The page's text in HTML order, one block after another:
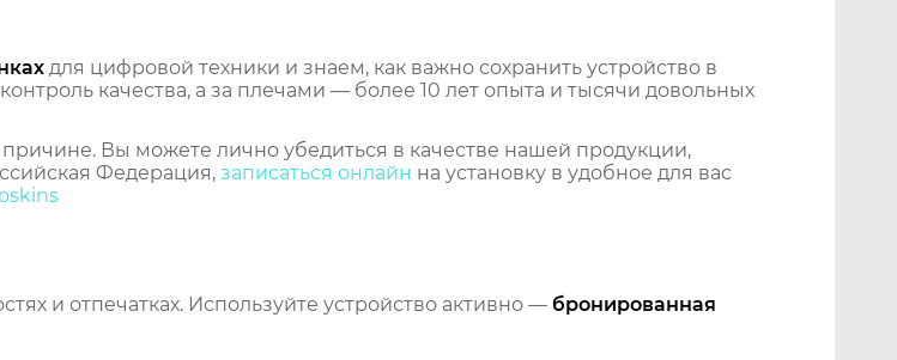
для цифровой техники и знаем, как важно сохранить устройство в
качества, а за плечами — более 10 лет опыта и тысячи довольных
Вы можете лично убедиться в качестве нашей продукции,
Федерация, записаться онлайн на установку в удобное для вас
и отпечатках. Используйте устройство активно — бронированная